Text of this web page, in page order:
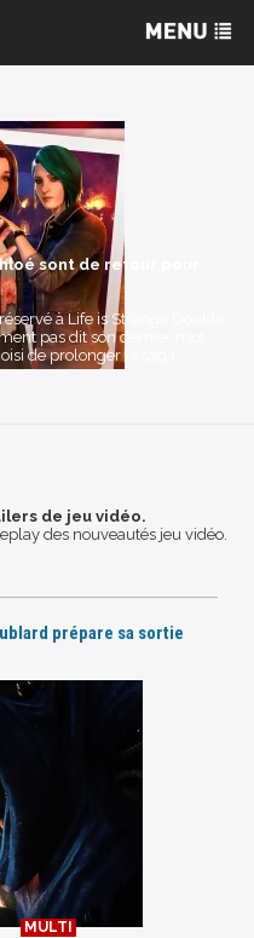
sont de retour pour
à Life is Strange Double
pas dit son dernier mot.
de prolonger la saga.
de jeu vidéo.
des nouveautés jeu vidéo.
prépare sa sortie